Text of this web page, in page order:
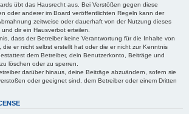
übt das Hausrecht aus. Bei Verstößen gegen diese
oder anderer im Board veröffentlichten Regeln kann der
zeitweise oder dauerhaft von der Nutzung dieses
dir ein Hausverbot erteilen.
dass der Betreiber keine Verantwortung für die Inhalte von
die er nicht selbst erstellt hat oder die er nicht zur Kenntnis
dem Betreiber, dein Benutzerkonto, Beiträge und
löschen oder zu sperren.
darüber hinaus, deine Beiträge abzuändern, sofern sie
oder geeignet sind, dem Betreiber oder einem Dritten